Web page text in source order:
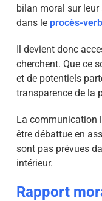
bilan moral sur
dans le procès-
Il devient donc
cherchent. Que ce
et de potentiels
transparence de la
La communication
être débattue en
sont pas prévues
intérieur.
Rapport